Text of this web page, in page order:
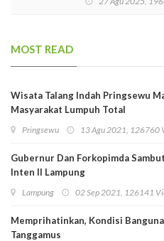
MOST READ
Wisata Talang Indah Pringsewu
Masyarakat Lumpuh Total
Pringsewu 13 Agu 2021, 126760
Gubernur Dan Forkopimda
Inten II Lampung
Lampung 02 Sep 2021, 126141
Memprihatinkan, Kondisi
Tanggamus